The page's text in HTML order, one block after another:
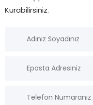
Kurabilirsiniz.